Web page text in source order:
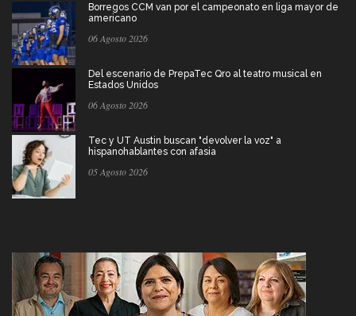
Borregos CCM van por el campeonato en liga mayor de
americano
06 Agosto 2026
Del escenario de PrepaTec Qro al teatro musical en
Estados Unidos
06 Agosto 2026
Tec y UT Austin buscan "devolver la voz" a
hispanohablantes con afasia
05 Agosto 2026